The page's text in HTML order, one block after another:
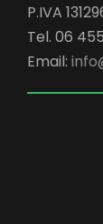
P.IVA
Tel. 06
Email: